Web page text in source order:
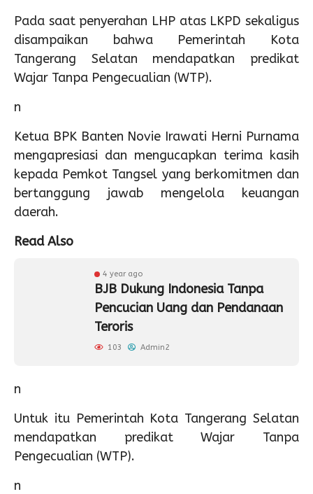
Pada saat penyerahan LHP atas LKPD sekaligus
disampaikan bahwa Pemerintah Kota
Tangerang Selatan mendapatkan predikat
Wajar Tanpa Pengecualian (WTP).
n
Ketua BPK Banten Novie Irawati Herni Purnama
mengapresiasi dan mengucapkan terima kasih
kepada Pemkot Tangsel yang berkomitmen dan
bertanggung jawab mengelola keuangan
daerah.
Read Also
4 year ago
BJB Dukung Indonesia Tanpa
Pencucian Uang dan Pendanaan
Teroris
103 Admin2
n
Untuk itu Pemerintah Kota Tangerang Selatan
mendapatkan predikat Wajar Tanpa
Pengecualian (WTP).
n